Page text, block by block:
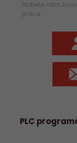
Pošlete nám
práce
PLC